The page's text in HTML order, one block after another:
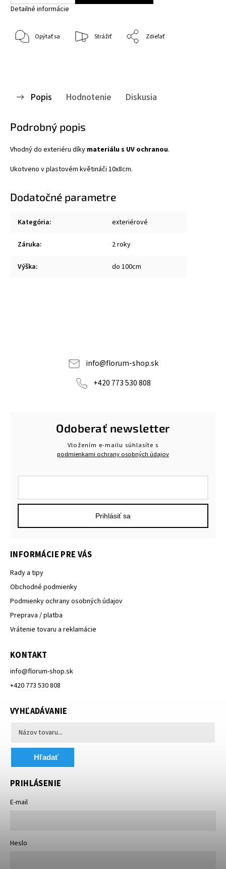
Detailné informácie
Opýtať sa Strážiť Zdieľať
Popis Hodnotenie Diskusia
Podrobný popis
Vhodný do exteriéru díky materiálu s UV ochranou.
Ukotveno v plastovém květináči 10x8cm.
Dodatočné parametre
Kategória: exteriérové
Záruka: 2 roky
Výška: do 100cm
info@florum-shop.sk
+420 773 530 808
Odoberať newsletter
Vložením e-mailu súhlasíte s
podmienkami ochrany osobných údajov
Prihlásiť sa
INFORMÁCIE PRE VÁS
Rady a tipy
Obchodné podmienky
Podmienky ochrany osobných údajov
Preprava / platba
Vrátenie tovaru a reklamácie
KONTAKT
info@florum-shop.sk
+420 773 530 808
VYHĽADÁVANIE
Hľadať
PRIHLÁSENIE
E-mail
Heslo